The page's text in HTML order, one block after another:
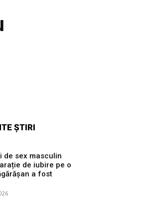
ȘTIRI
de sex masculin
de iubire pe o
a fost